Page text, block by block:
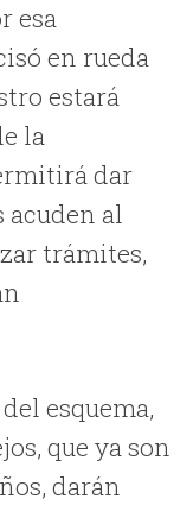
esa
en rueda
estará
la
dar
acuden al
trámites,
esquema,
que ya son
darán